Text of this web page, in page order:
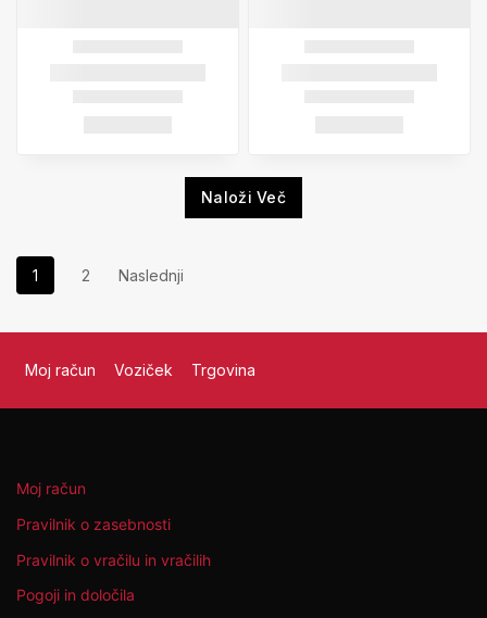
Naloži Več
1 2 Naslednji
Moj račun Voziček Trgovina
Moj račun
Pravilnik o zasebnosti
Pravilnik o vračilu in vračilih
Pogoji in določila